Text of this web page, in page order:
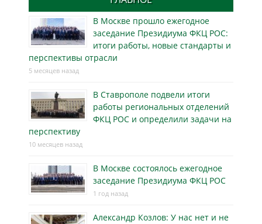
В Москве прошло ежегодное
заседание Президиума ФКЦ РОС:
итоги работы, новые стандарты и
перспективы отрасли
5 месяцев назад
В Ставрополе подвели итоги
работы региональных отделений
ФКЦ РОС и определили задачи на
перспективу
10 месяцев назад
В Москве состоялось ежегодное
заседание Президиума ФКЦ РОС
1 год назад
Александр Козлов: У нас нет и не